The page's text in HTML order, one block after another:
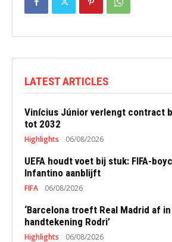
LATEST ARTICLES
Vinícius Júnior verlengt contract
tot 2032
Highlights 06/08/2026
UEFA houdt voet bij stuk: FIFA-
Infantino aanblijft
FIFA 06/08/2026
‘Barcelona troeft Real Madrid af
handtekening Rodri’
Highlights 06/08/2026